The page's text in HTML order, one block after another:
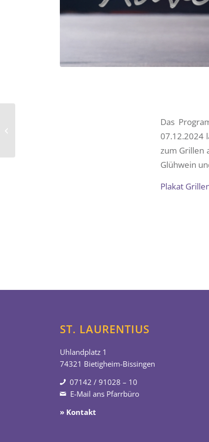
Das
07.12.2024
zum Grillen
Glühwein
Plakat
ST. LAURENTIUS
Uhlandplatz 1
74321 Bietigheim-Bissingen
07142 / 91028 – 10
E-Mail ans Pfarrbüro
» Kontakt